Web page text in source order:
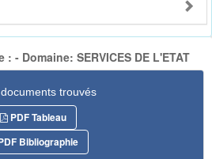
- Domaine: SERVICES DE L'ETAT
trouvés
PDF Tableau
Bibliographie